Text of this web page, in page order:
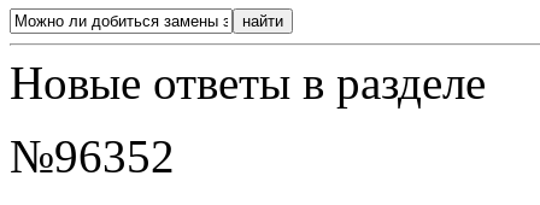
Новые ответы в разделе
№96352